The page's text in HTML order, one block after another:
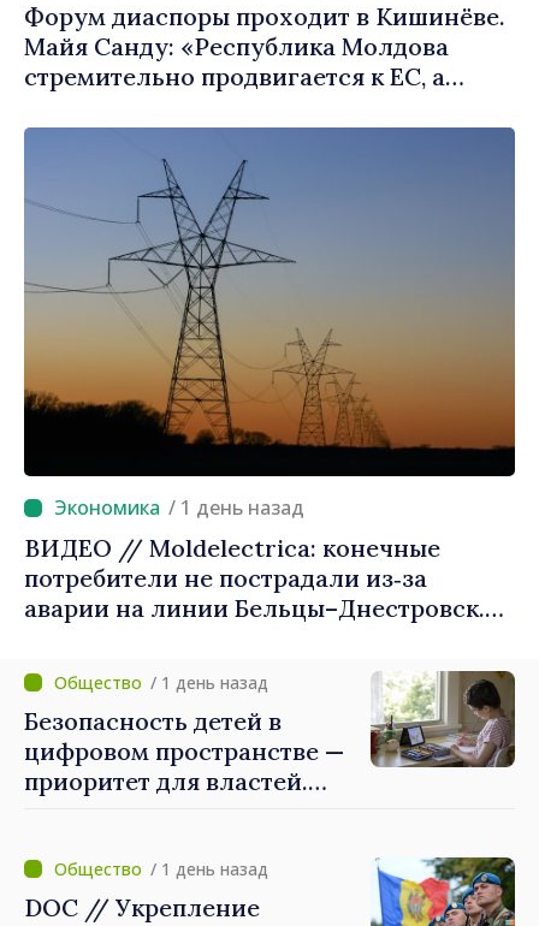
Форум диаспоры проходит в Кишинёве.
Майя Санду: «Республика Молдова
стремительно продвигается к ЕС, а
продвижении и поддержке этого пути»
/ 1 день назад
ВИДЕО // Moldelectrica: конечные
потребители не пострадали из‑за
аварии на линии Бельцы–Днестровск.
приоритетном режиме
/ 1 день назад
Безопасность детей в
цифровом пространстве —
приоритет для властей.
которые будут их
защищать»
/ 1 день назад
DOC // Укрепление